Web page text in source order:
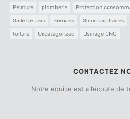
Peinture
plomberie Protection
Salle de bain
Serrures Soins capillaires
toiture
Uncategorized Usinage CNC
CONTACTEZ
Notre équipe est a l’écoute de